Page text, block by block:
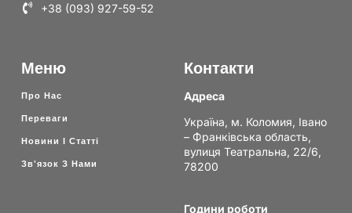
+38 (093) 927-59-52
Меню
Про Нас
Переваги
Новини І Статті
Зв'язок З Нами
Контакти
Адреса
Україна, м. Коломия, Івано
– Франківська область,
вулиця Театральна, 22/6,
78200
Години роботи